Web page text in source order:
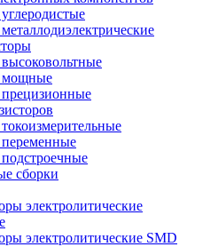
мощные
сборки
электролитические
электролитические SMD